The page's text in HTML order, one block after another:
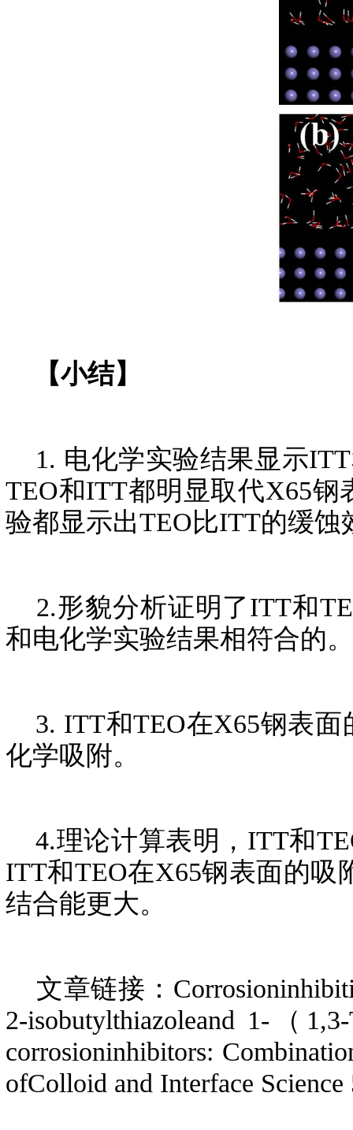
【小结】
1. 电化学实验结果显示
TEO和ITT都明显取代X65
验都显示出TEO比ITT的缓蚀
2.形貌分析证明了ITT和
和电化学实验结果相符合的。
3. ITT和TEO在X65钢表面
化学吸附。
4.理论计算表明，ITT和
ITT和TEO在X65钢表面的吸
结合能更大。
文章链接：
2-isobutylthiazoleand 1-（
corrosioninhibitors:
ofColloid and Interface